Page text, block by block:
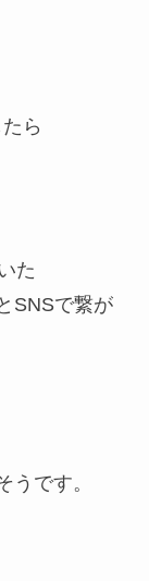
ら
た
SNSで繋が
うです。